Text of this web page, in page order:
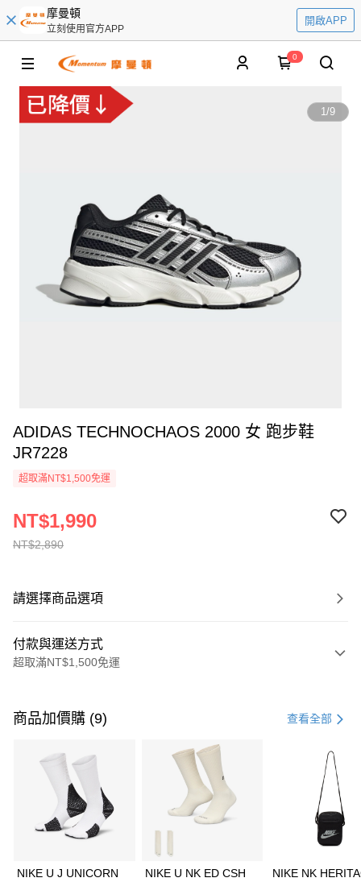
摩曼頓
立刻使用官方APP
開啟APP
0
1/9
ADIDAS TECHNOCHAOS 2000 女 跑步鞋
JR7228
超取滿NT$1,500免運
NT$2,890
NT$1,990
請選擇商品選項
付款與運送方式
超取滿NT$1,500免運
信用卡一次付款
3 期 0 利率 每期 21家銀行
合作金庫商業銀行
第一商業銀行
華南商業銀行
彰化商業銀行
上海商業儲蓄銀行
Apple Pay
商品加價購 (9) 查看全部
NIKE U J UNICORN
NIKE U NK ED CSH
NIKE NK